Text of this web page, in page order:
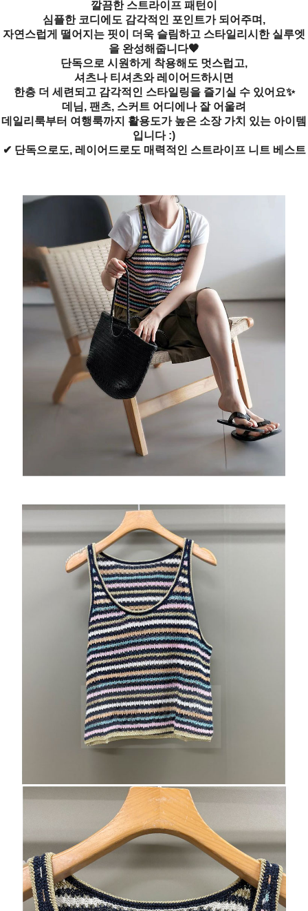
깔끔한 스트라이프 패턴이
심플한 코디에도 감각적인 포인트가 되어주며,
자연스럽게 떨어지는 핏이 더욱 슬림하고 스타일리시한 실루엣
을 완성해줍니다🖤
단독으로 시원하게 착용해도 멋스럽고,
셔츠나 티셔츠와 레이어드하시면
한층 더 세련되고 감각적인 스타일링을 즐기실 수 있어요✨
데님, 팬츠, 스커트 어디에나 잘 어울려
데일리룩부터 여행룩까지 활용도가 높은 소장 가치 있는 아이템
입니다 :)
✔ 단독으로도, 레이어드로도 매력적인 스트라이프 니트 베스트